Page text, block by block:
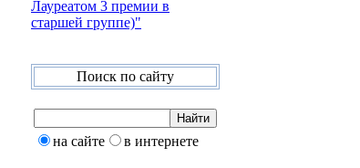
Лауреатом 3 премии в
старшей группе)"
Поиск по сайту
на сайте в интернете